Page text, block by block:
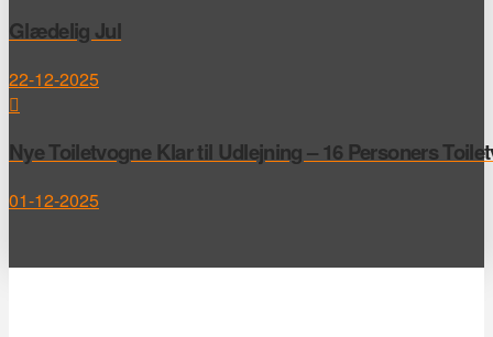
Glædelig Jul
22-12-2025
Nye Toiletvogne Klar til Udlejning – 16 Personers
01-12-2025